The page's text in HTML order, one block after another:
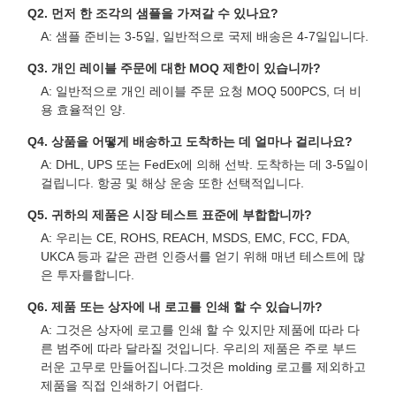
Q2. 먼저 한 조각의 샘플을 가져갈 수 있나요?
A: 샘플 준비는 3-5일, 일반적으로 국제 배송은 4-7일입니다.
Q3. 개인 레이블 주문에 대한 MOQ 제한이 있습니까?
A: 일반적으로 개인 레이블 주문 요청 MOQ 500PCS, 더 비
용 효율적인 양.
Q4. 상품을 어떻게 배송하고 도착하는 데 얼마나 걸리나요?
A: DHL, UPS 또는 FedEx에 의해 선박. 도착하는 데 3-5일이
걸립니다. 항공 및 해상 운송 또한 선택적입니다.
Q5. 귀하의 제품은 시장 테스트 표준에 부합합니까?
A: 우리는 CE, ROHS, REACH, MSDS, EMC, FCC, FDA,
UKCA 등과 같은 관련 인증서를 얻기 위해 매년 테스트에 많
은 투자를합니다.
Q6. 제품 또는 상자에 내 로고를 인쇄 할 수 있습니까?
A: 그것은 상자에 로고를 인쇄 할 수 있지만 제품에 따라 다
른 범주에 따라 달라질 것입니다. 우리의 제품은 주로 부드
러운 고무로 만들어집니다.그것은 molding 로고를 제외하고
제품을 직접 인쇄하기 어렵다.